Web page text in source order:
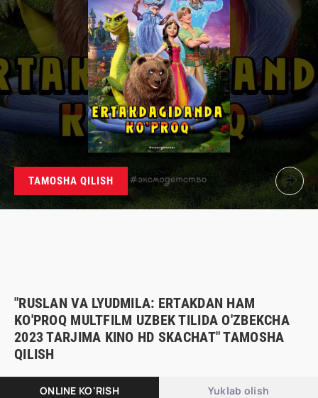
TAMOSHA QILISH
"RUSLAN VA LYUDMILA: ERTAKDAN HAM
KO'PROQ MULTFILM UZBEK TILIDA O'ZBEKCHA
2023 TARJIMA KINO HD SKACHAT" TAMOSHA
QILISH
ONLINE KO'RISH Yuklab olish